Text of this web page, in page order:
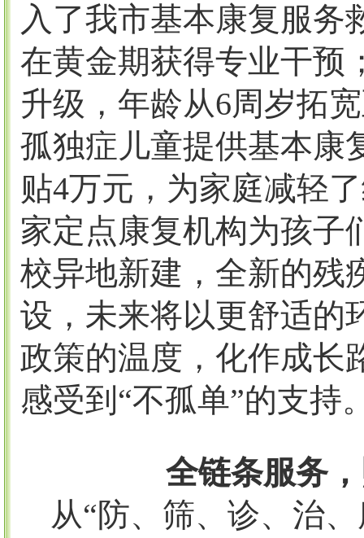
入 了我市基本康复服务
在黄金期获得专业干预
升级，年龄从6周岁拓
孤独症儿童提供基本康
贴4万元，为家庭减轻
家定点康复机构为孩子
校异地新建，全新的残
设，未来将以更舒适的
政策的温度，化作成长
感受到“不孤单”的支持
全链条服务
从“防、筛、诊、治